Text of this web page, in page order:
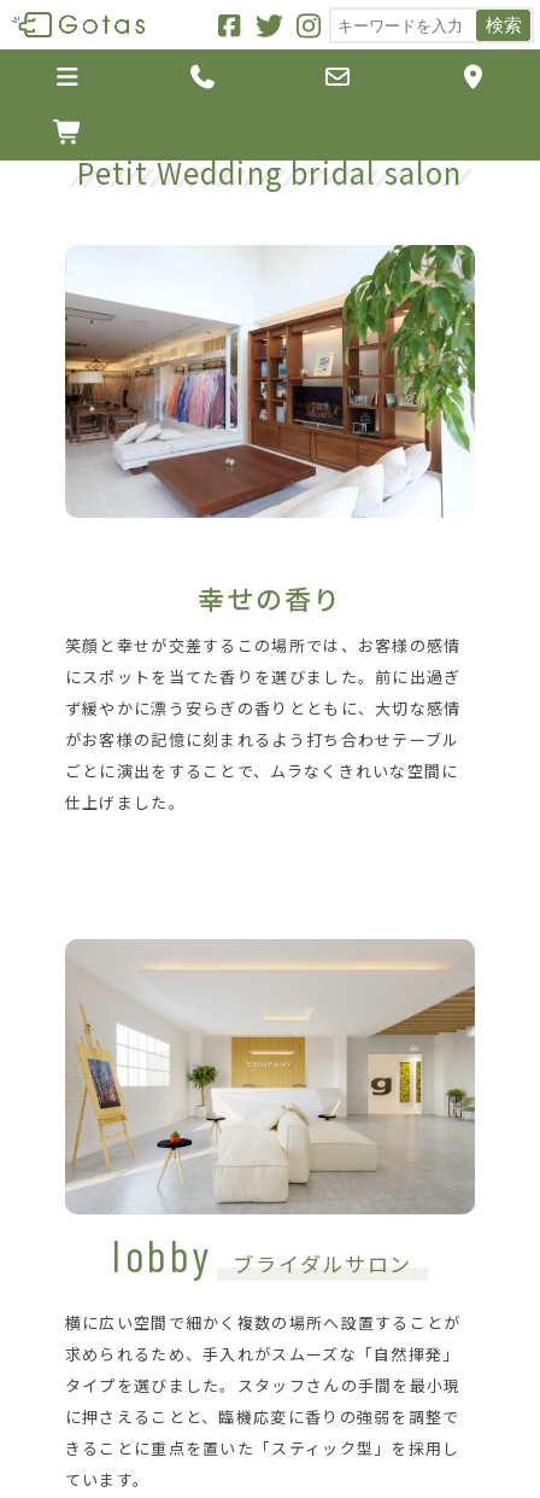
検索
   

Petit Wedding bridal salon
幸せの香り
笑顔と幸せが交差するこの場所では、お客様の感情
にスポットを当てた香りを選びました。前に出過ぎ
ず緩やかに漂う安らぎの香りとともに、大切な感情
がお客様の記憶に刻まれるよう打ち合わせテーブル
ごとに演出をすることで、ムラなくきれいな空間に
仕上げました。
lobby ブライダルサロン
横に広い空間で細かく複数の場所へ設置することが
求められるため、手入れがスムーズな「自然揮発」
タイプを選びました。スタッフさんの手間を最小現
に押さえることと、臨機応変に香りの強弱を調整で
きることに重点を置いた「スティック型」を採用し
ています。